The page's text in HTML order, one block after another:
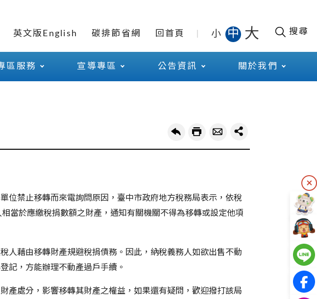
英文版English 碳排節省網 回首頁 小 中 大 搜尋
區服務 宣導專區 公告資訊 關於我們
位禁止移轉而來電詢問原因，臺中市政府地方稅務局表示，依稅
當於應繳稅捐數額之財產，通知有關機關不得為移轉或設定他項
人藉由移轉財產規避稅捐債務。因此，納稅義務人如欲出售不動
記，方能辦理不動產過戶手續。
產處分，影響移轉其財產之權益，如果還有疑問，歡迎撥打該局